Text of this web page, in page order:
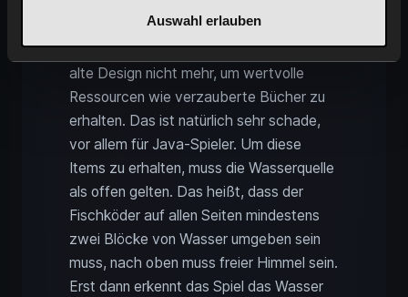
Auswahl erlauben
Wie bereits beschrieben, funktioniert das
alte Design nicht mehr, um wertvolle
Ressourcen wie verzauberte Bücher zu
erhalten. Das ist natürlich sehr schade,
vor allem für Java-Spieler. Um diese
Items zu erhalten, muss die Wasserquelle
als offen gelten. Das heißt, dass der
Fischköder auf allen Seiten mindestens
zwei Blöcke von Wasser umgeben sein
muss, nach oben muss freier Himmel sein.
Erst dann erkennt das Spiel das Wasser